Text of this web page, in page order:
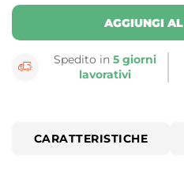
AGGIUNGI
Spedito in5 giorni
lavorativi
CARATTERISTICHE